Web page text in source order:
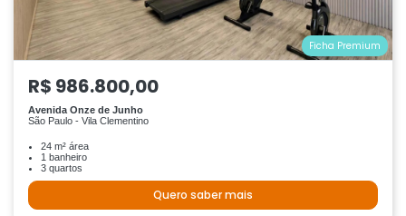
Ficha Premium
R$ 986.800,00
Avenida Onze de Junho
São Paulo - Vila Clementino
24 m² área
1 banheiro
3 quartos
Quero saber mais